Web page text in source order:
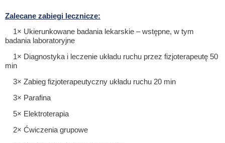
Zalecane zabiegi lecznicze:
1× Ukierunkowane badania lekarskie – wstępne, w tym
badania laboratoryjne
1× Diagnostyka i leczenie układu ruchu przez fizjoterapeutę 50
min
3× Zabieg fizjoterapeutyczny układu ruchu 20 min
3× Parafina
5× Elektroterapia
2× Ćwiczenia grupowe